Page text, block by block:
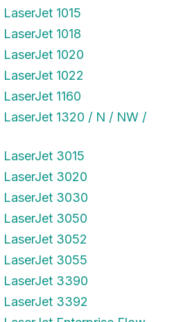
1015
1018
1020
1022
1160
1320 / N / NW /
3015
3020
3030
3050
3052
3055
3390
3392